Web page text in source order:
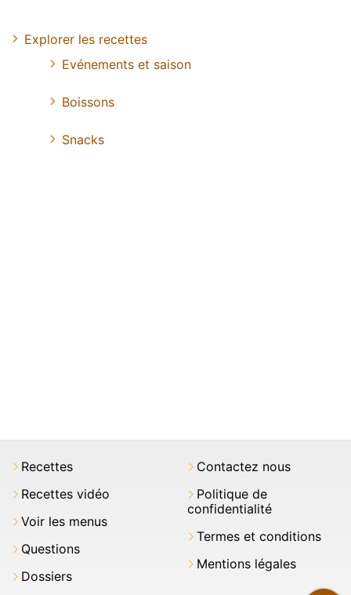
Explorer les recettes
Evénements et saison
Boissons
Snacks
Recettes
Recettes vidéo
Voir les menus
Questions
Dossiers
Contactez nous
Politique de
confidentialité
Termes et conditions
Mentions légales